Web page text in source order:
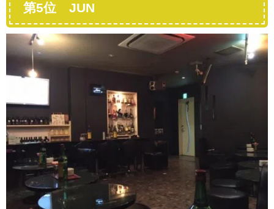
第5位 JUN